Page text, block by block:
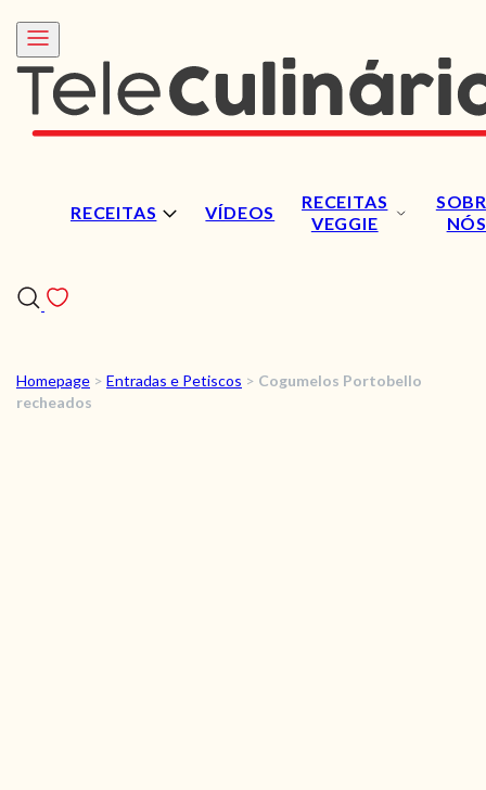
RECEITAS VÍDEOS
RECEITAS
VEGGIE
NÓS
RECEITAS
Homepage > Entradas e Petiscos > Cogumelos Portobello
recheados